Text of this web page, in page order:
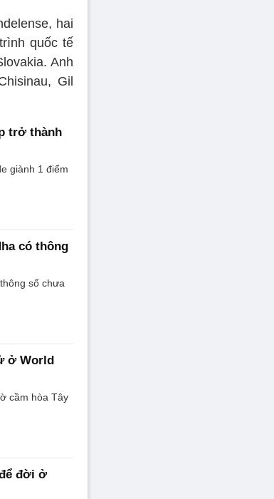
hai
quốc tế
Anh
Gil
trở thành
giành 1 điểm
có thông
số chưa
ở World
cầm hòa Tây
đời ở